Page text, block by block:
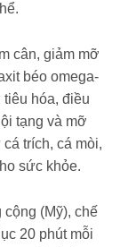
cân, giảm mỡ
béo omega-
tiêu hóa, điều
tạng và mỡ
trích, cá mòi,
sức khỏe.
cộng (Mỹ), chế
20 phút mỗi